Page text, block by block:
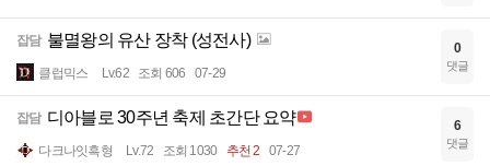
잡담 불멸왕의 유산 장착 (성전사)
클럽믹스 Lv.62 조회 606 07-29
0
댓글
잡담 디아블로 30주년 축제 초간단 요약
다크나잇흑형 Lv.72 조회 1030 추천 2 07-27
6
댓글